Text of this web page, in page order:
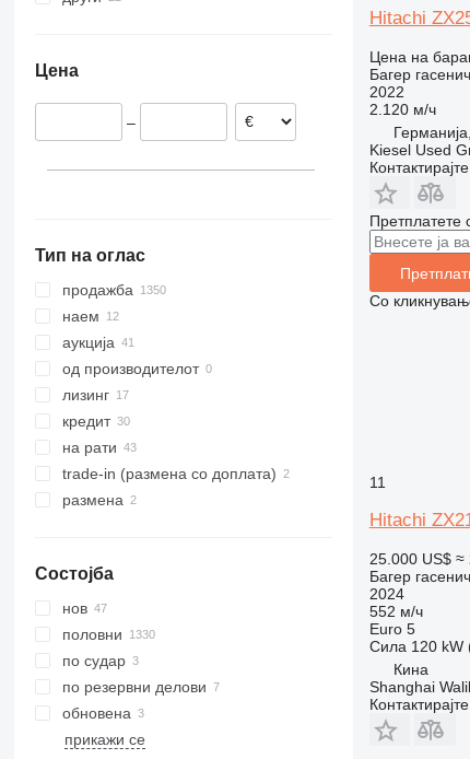
321
329
330
336
340
345
349
350
365
374
375
C-series
D series
E-series
F-series
GC
M-series
PC
ZX230
ZX240
ZX330
ZX350
ZX360
ZX400
ZX450
ZX470
ZX490
ZX520
ZX530
ZX650
ZX870
Белгија
Обединето Кралство
Малезија
Обединети Арапски Емирати
Папуа Нова Гвинеја
Џибути
Цена
–
Тип на оглас
продажба
наем
аукција
од производителот
лизинг
кредит
на рати
trade-in (размена со доплата)
размена
Состојба
нов
половни
по судар
по резервни делови
обновена
прикажи се
Hitachi
Цена на
Багер
2022
2.120 м/ч
Kiesel Used
Претплатете
Со
11
Hitachi
25.000 US$ ≈
Багер
2024
552 м/ч
Euro 5
Сила 120 kW
Кина
Shanghai